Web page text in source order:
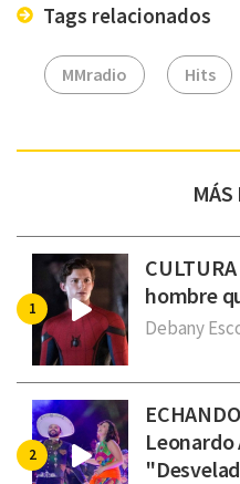
Tags relacionados
MMradio Hits
MÁS
hombre
Debany